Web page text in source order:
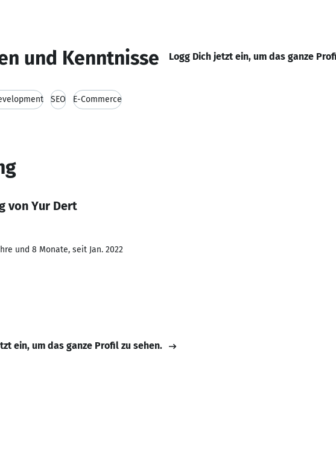
und Kenntnisse Logg Dich jetzt ein, um das ganze
SEO E-Commerce
von Yur Dert
und 8 Monate, seit Jan. 2022
ein, um das ganze Profil zu sehen.